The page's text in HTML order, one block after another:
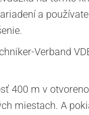
a
Verband
400 m v
miestach. A